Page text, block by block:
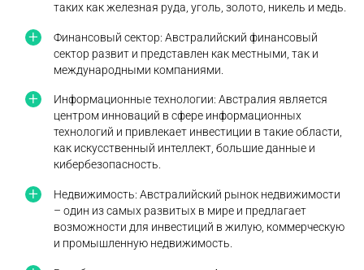
таких как железная руда, уголь, золото, никель и медь.
Финансовый сектор: Австралийский финансовый
сектор развит и представлен как местными, так и
международными компаниями.
Информационные технологии: Австралия является
центром инноваций в сфере информационных
технологий и привлекает инвестиции в такие области,
как искусственный интеллект, большие данные и
кибербезопасность.
Недвижимость: Австралийский рынок недвижимости
– один из самых развитых в мире и предлагает
возможности для инвестиций в жилую, коммерческую
и промышленную недвижимость.